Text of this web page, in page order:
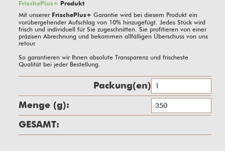
FrischePlus+ Produkt
Mit unserer FrischePlus+ Garantie wird bei diesem Produkt ein
vorübergehender Aufschlag von 10%hinzugefügt. Jedes Stück wird
frisch und individuell für Sie zugeschnitten. Sie profitieren von einer
präzisen Abrechnung und bekommen allfälligen Überschuss von uns
retour.
So garantieren wir Ihnen absolute Transparenz und frischeste
Qualität bei jeder Bestellung.
Packung(en)
g
GESAMT: